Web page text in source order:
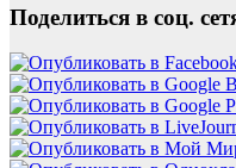
Поделиться в соц.